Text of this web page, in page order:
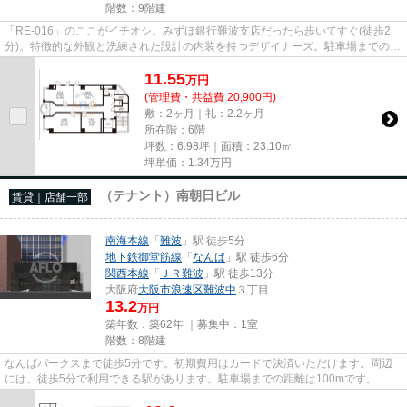
階数：9階建
「RE-016」のここがイチオシ。みずほ銀行難波支店だったら歩いてすぐ(徒歩2
分)。特徴的な外観と洗練された設計の内装を持つデザイナーズ。駐車場までの距
離は200mです。クレジットカー...
11.55万円
(管理費・共益費 20,900円)
敷：2ヶ月｜礼：2.2ヶ月
所在階：6階
坪数：6.98坪｜面積：23.10㎡
坪単価： 1.34万円
賃貸｜店舗一部 （テナント）南朝日ビル
南海本線 「難波 」駅 徒歩5分
地下鉄御堂筋線 「なんば 」駅 徒歩6分
関西本線 「 ＪＲ難波 」駅 徒歩13分
大阪府大阪市浪速区難波中 ３丁目
13.2万円
築年数：築62年 ｜募集中： 1室
階数：8階建
なんばパークスまで徒歩5分です。初期費用はカードで決済いただけます。周辺
には、徒歩5分で利用できる駅があります。駐車場までの距離は100mです。